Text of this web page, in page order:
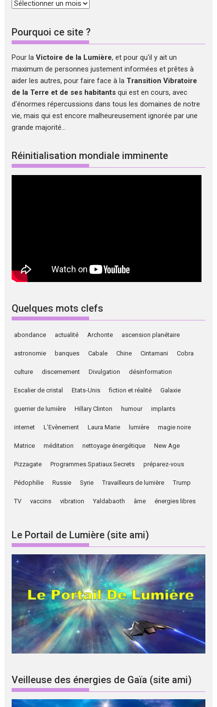
Archives
Pourquoi ce site ?
Pour laVictoire de la Lumière, et pour qu'il y ait un
maximum de personnes justement informées et prêtes à
aider les autres, pour faire face à la Transition Vibratoire
de la Terre et de ses habitants qui est en cours, avec
d'énormes répercussions dans tous les domaines de notre
vie, mais qui est encore malheureusement ignorée par une
grande majorité...
Réinitialisation mondiale imminente
Quelques mots clefs
abondance actualité Archonte ascension planétaire
astronomie banques Cabale Chine Cintamani Cobra
culture discernement Divulgation désinformation
Escalier de cristal Etats-Unis fiction et réalité Galaxie
guerrier de lumière Hillary Clinton humour implants
internet L'Evènement Laura Marie lumière magie noire
Matrice méditation nettoyage énergétique New Age
Pizzagate Programmes Spatiaux Secrets préparez-vous
Pédophilie Russie Syrie Travailleurs de lumière Trump
TV vaccins vibration Yaldabaoth âme énergies libres
Le Portail de Lumière (site ami)
Veilleuse des énergies de Gaïa (site ami)